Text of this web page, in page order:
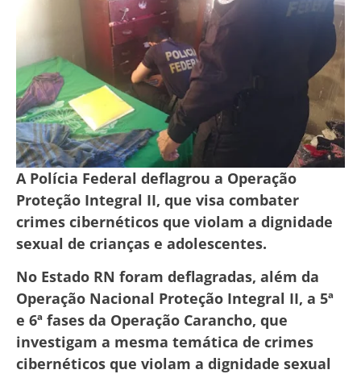
A Polícia Federal deflagrou a Operação
Proteção Integral II, que visa combater
crimes cibernéticos que violam a dignidade
sexual de crianças e adolescentes.
No Estado RN foram deflagradas, além da
Operação Nacional Proteção Integral II, a 5ª
e 6ª fases da Operação Carancho, que
investigam a mesma temática de crimes
cibernéticos que violam a dignidade sexual